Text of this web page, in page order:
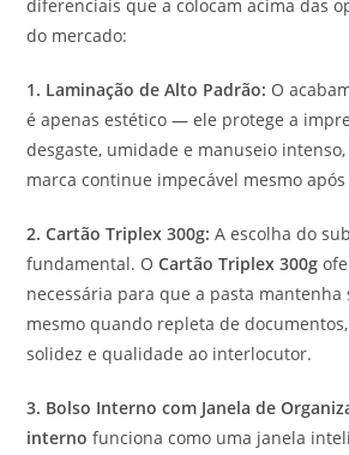
diferenciais que a colocam acima das
do mercado:
1. Laminação de Alto Padrão: O
é apenas estético — ele protege a
desgaste, umidade e manuseio
marca continue impecável mesmo
2. Cartão Triplex 300g: A escolha do
fundamental. OCartão Triplex 300g
necessária para que a pasta
mesmo quando repleta de
solidez e qualidade ao interlocutor.
3. Bolso Interno com Janela de
interno funciona como uma janela